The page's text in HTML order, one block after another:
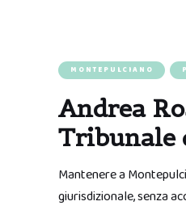
MONTEPULCIANO
Andrea
Tribunale
Mantenere a
giurisdizionale, senza